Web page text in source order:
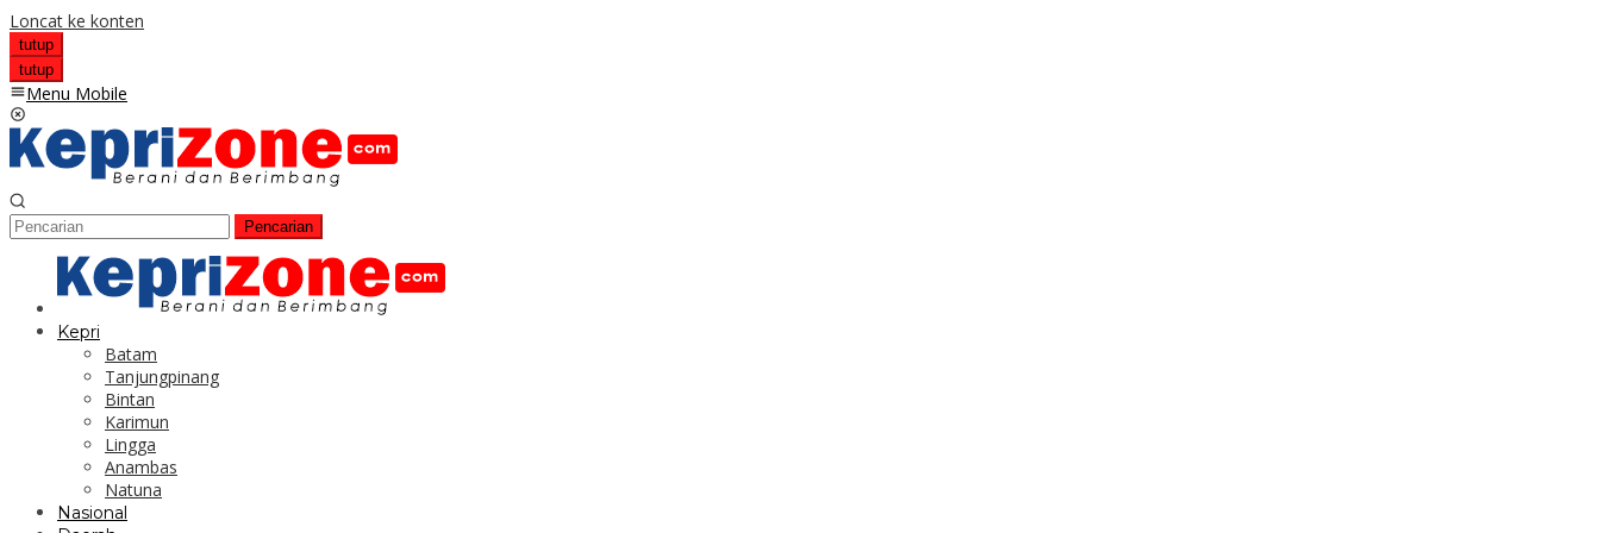
Loncat ke konten
tutup
tutup
Menu Mobile
Pencarian
Kepri
Batam
Tanjungpinang
Bintan
Karimun
Lingga
Anambas
Natuna
Nasional